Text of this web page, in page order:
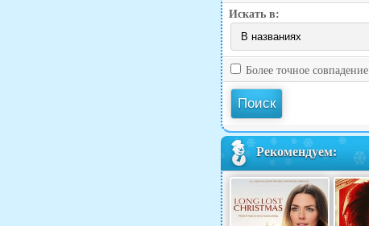
Искать в:
Более точное совпадение
Рекомендуем: